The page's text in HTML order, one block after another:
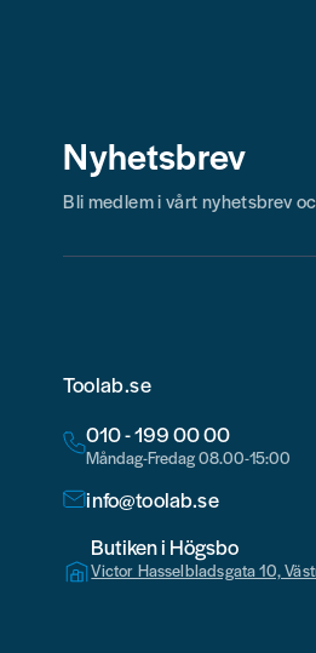
Nyhetsbrev
Bli medlem i vårt nyhetsbrev
Toolab.se
010 - 199 00 00
Måndag-Fredag 08.00-15:00
info@toolab.se
Butiken i Högsbo
Victor Hasselbladsgata 10,